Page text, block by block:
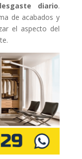
diario.
de acabados y
el aspecto del